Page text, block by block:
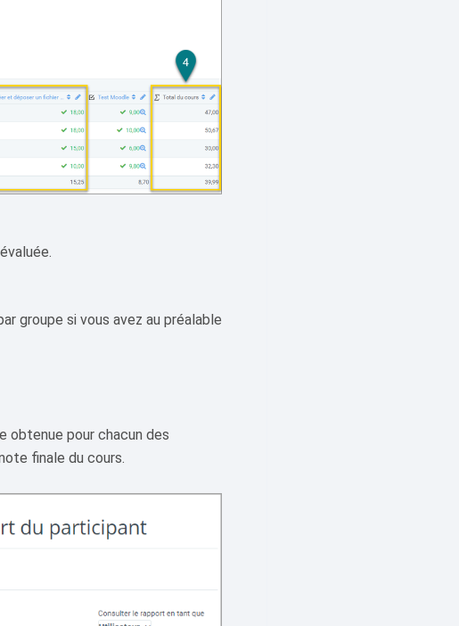
groupe si vous avez au préalable
obtenue pour chacun des
finale du cours.